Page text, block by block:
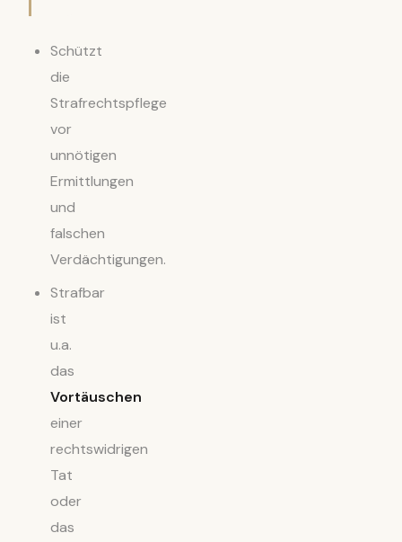
Schützt
die
Strafrechtspflege
vor
unnötigen
Ermittlungen
und
falschen
Verdächtigungen.
Strafbar
ist
u.a.
das
Vortäuschen
einer
rechtswidrigen
Tat
oder
das